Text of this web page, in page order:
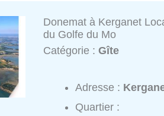
Donemat à Kerganet
du Golfe du Mo
Catégorie :Gîte
Adresse :
Quartier :